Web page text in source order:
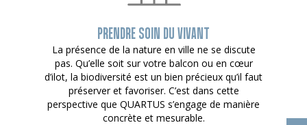
PRENDRE SOIN DU VIVANT
La présence de la nature en ville ne se discute
pas. Qu’elle soit sur votre balcon ou en cœur
d’ilot, la biodiversité est un bien précieux qu’il faut
préserver et favoriser. C’est dans cette
perspective que QUARTUS s’engage de manière
concrète et mesurable.